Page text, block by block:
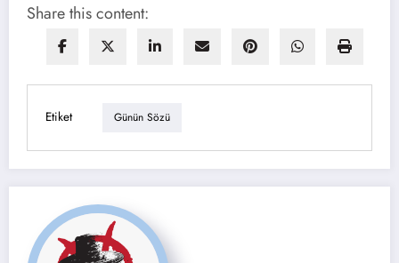
Share this content:
Etiket Günün Sözü